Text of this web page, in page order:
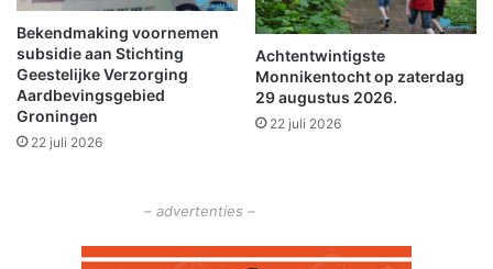
o
c
k
d
o
w
n
r
j
o
u
,
t
w
Bekendmaking voornemen
subsidie aan Stichting
Geestelijke Verzorging
Aardbevingsgebied
Groningen
22 juli 2026
Achtentwintigste
Monnikentocht op zaterdag
29 augustus 2026.
22 juli 2026
– advertenties –